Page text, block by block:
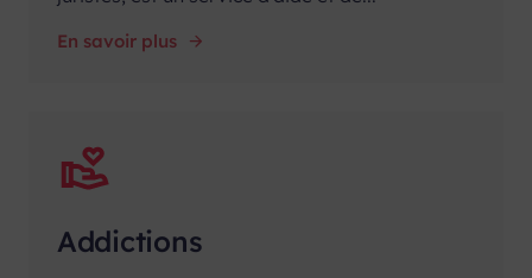
En savoir plus
Addictions